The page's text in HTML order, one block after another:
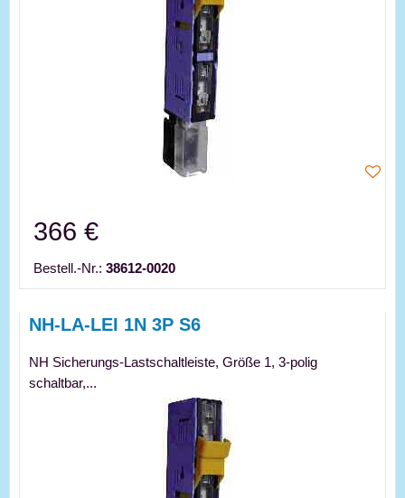
366 €
Bestell.-Nr.: 38612-0020
NH-LA-LEI 1N 3P S6
NH Sicherungs-Lastschaltleiste, Größe 1, 3-polig
schaltbar,...